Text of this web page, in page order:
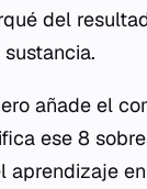
del
añade el
ese 8